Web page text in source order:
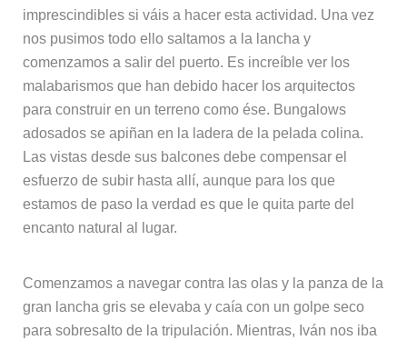
imprescindibles si váis a hacer esta actividad. Una vez
nos pusimos todo ello saltamos a la lancha y
comenzamos a salir del puerto. Es increíble ver los
malabarismos que han debido hacer los arquitectos
para construir en un terreno como ése. Bungalows
adosados se apiñan en la ladera de la pelada colina.
Las vistas desde sus balcones debe compensar el
esfuerzo de subir hasta allí, aunque para los que
estamos de paso la verdad es que le quita parte del
encanto natural al lugar.
Comenzamos a navegar contra las olas y la panza de la
gran lancha gris se elevaba y caía con un golpe seco
para sobresalto de la tripulación. Mientras, Iván nos iba